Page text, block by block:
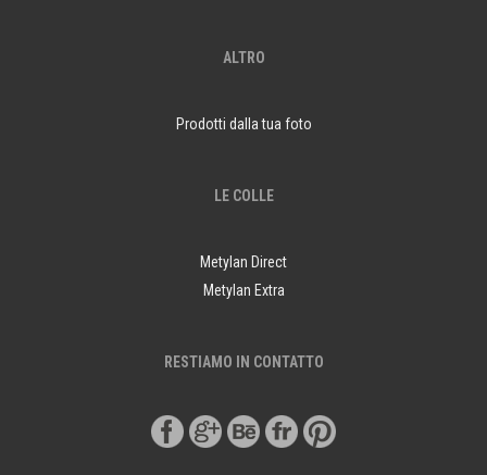
ALTRO
Prodotti dalla tua foto
LE COLLE
Metylan Direct
Metylan Extra
RESTIAMO IN CONTATTO